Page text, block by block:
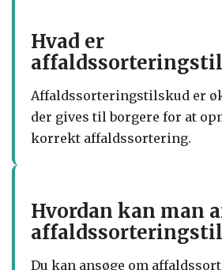
Hvad er
Affaldssorteringstilskud er
der gives til borgere for at
korrekt affaldssortering.
Hvordan kan man
Du kan ansøge om